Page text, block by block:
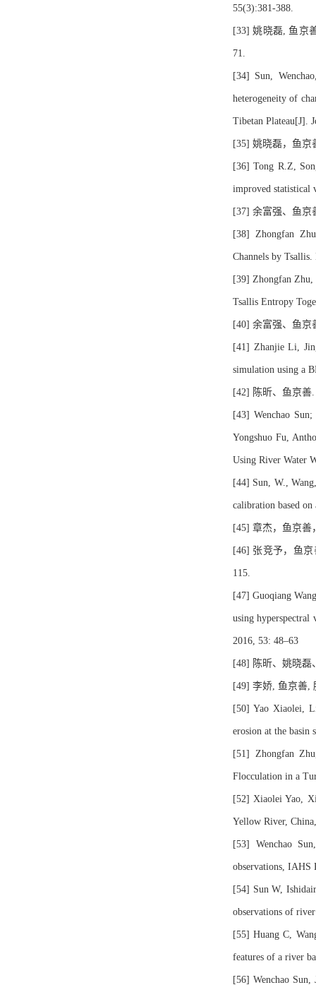
55(3):381-388.
[33] 姚晓磊, 鱼京
71.
[34] Sun,
heterogeneity of
Tibetan Plateau[J].
[35] 姚晓磊，鱼京
[36] Tong R.Z,
improved statistical
[37] 余富强、鱼京
[38] Zhongfan
Channels by
[39] Zhongfan Zhu,
Tsallis Entropy
[40] 余富强、鱼京
[41] Zhanjie Li,
simulation using a
[42] 陈昕、鱼京善
[43] Wenchao
Yongshuo Fu,
Using River Water
[44] Sun, W.,
calibration based
[45] 章杰，鱼京善
[46] 张竞予，鱼
115.
[47] Guoqiang
using hyperspectral
2016, 53: 48–63
[48] 陈昕、姚晓磊
[49] 李娇, 鱼京善,
[50] Yao Xiaolei,
erosion at the basin
[51] Zhongfan
Flocculation in a
[52] Xiaolei Yao,
Yellow River,
[53] Wenchao
observations, IAHS
[54] Sun W,
observations of
[55] Huang C,
features of a river
[56] Wenchao Sun,